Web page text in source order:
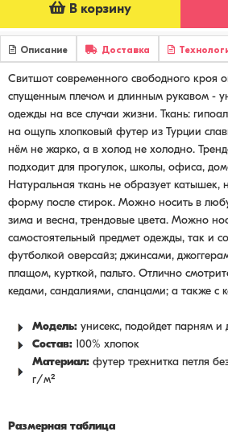
В корзину
Описание Доставка
Свитшот современного свободного кроя
спущенным плечом и длинным рукавом -
одежды на все случаи жизни. Ткань:
на ощупь хлопковый футер из Турции
нём не жарко, а в холод не холодно.
подходит для прогулок, школы, офиса,
Натуральная ткань не образует катышек,
форму после стирок. Можно носить в
зима и весна, трендовые цвета. Можно
самостоятельный предмет одежды, так и
футболкой оверсайз; джинсами,
плащом, курткой, пальто. Отлично
кедами, сандалиями, сланцами; а также с
Модель: унисекс, подойдет парням и
Состав: 100% хлопок
Материал: футер трехнитка петля
г/м²
Размерная таблица